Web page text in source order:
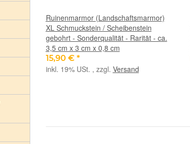
Ruinenmarmor (Landschaftsmarmor)
XL Schmuckstein / Scheibenstein
gebohrt - Sonderqualität - Rarität - ca.
3,5 cm x 3 cm x 0,8 cm
15,90 € *
inkl. 19% USt. , zzgl. Versand